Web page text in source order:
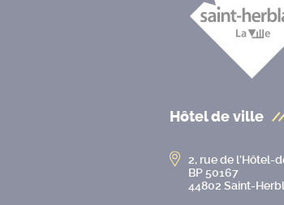
Hôtel de ville
2, rue de l’Hôtel-
BP 50167
44802 Saint-